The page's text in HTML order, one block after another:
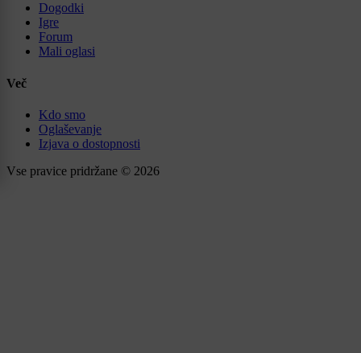
Dogodki
Igre
Forum
Mali oglasi
Več
Kdo smo
Oglaševanje
Izjava o dostopnosti
Vse pravice pridržane © 2026